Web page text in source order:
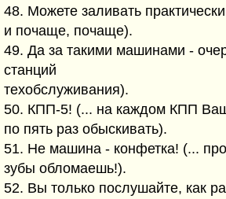
48. Можете заливать
и почаще, почаще).
49. Да за такими машинами -
станций
техобслуживания).
50. КПП-5! (... на каждом КПП
по пять раз обыскивать).
51. Не машина - конфетка! (...
зубы обломаешь!).
52. Вы только послушайте, как